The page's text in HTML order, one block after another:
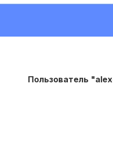
Пользователь